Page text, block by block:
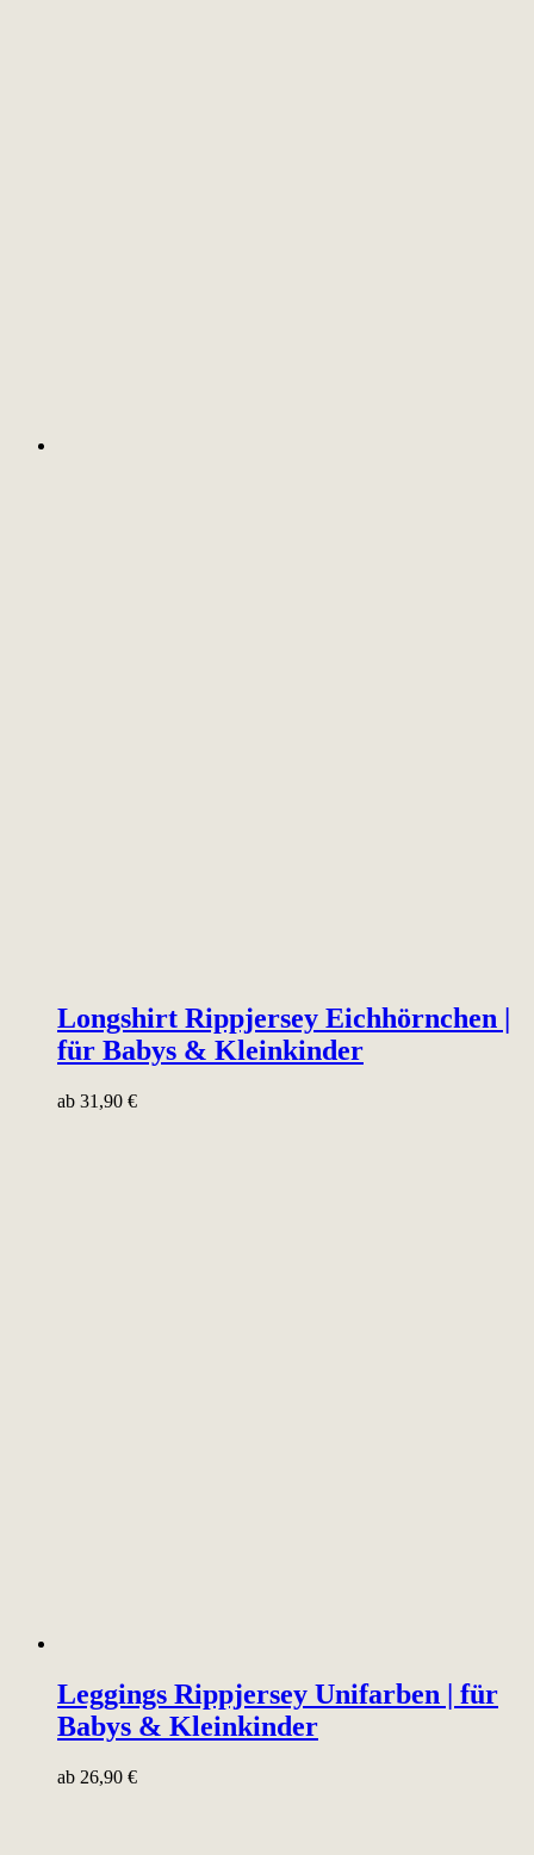
Longshirt Rippjersey Eichhörnchen |
für Babys & Kleinkinder
ab 31,90 €
Leggings Rippjersey Unifarben | für
Babys & Kleinkinder
ab 26,90 €